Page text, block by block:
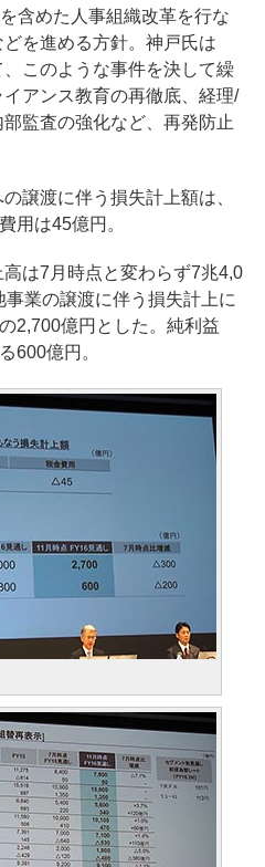
含めた人事組織改革を行な
を進める方針。神戸氏は
、このような事件を決して繰
アンス教育の再徹底、経理/
監査の強化など、再発防止
譲渡に伴う損失計上額は、
用は45億円。
は7月時点と変わらず7兆4,0
業の譲渡に伴う損失計上に
2,700億円とした。純利益
600億円。